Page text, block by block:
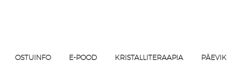
OSTUINFO E-POOD KRISTALLITERAAPIA PÄEVIK